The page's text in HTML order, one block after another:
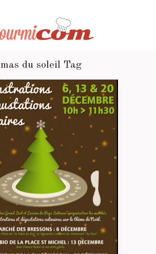
mas du soleil Tag